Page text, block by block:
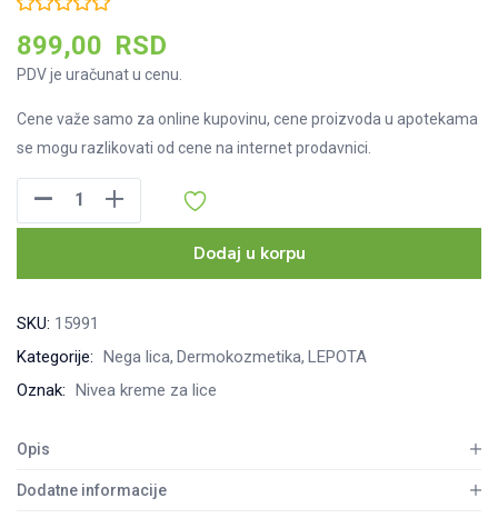
899,00 RSD
PDV je uračunat u cenu.
Cene važe samo za online kupovinu, cene proizvoda u apotekama
se mogu razlikovati od cene na internet prodavnici.
Essentials
krema
50ml
količina
Dodaj u korpu
SKU: 15991
Kategorije: Nega lica Dermokozmetika LEPOTA
Oznak: Nivea kreme za lice
Opis
Dodatne informacije